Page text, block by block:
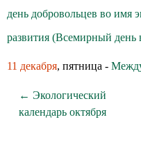
день добровольцев во имя
развития (Всемирный день
11 декабря, пятница -
← Экологический
календарь октября